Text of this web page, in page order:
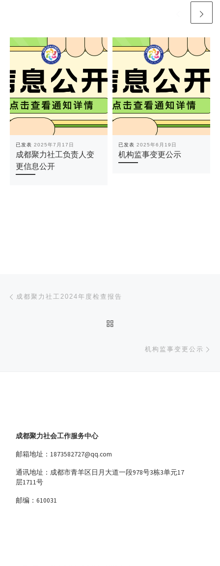
已发表 2025年7月17日
成都聚力社工负责人变
更信息公开
已发表 2025年6月19日
机构监事变更公示
文章导航
成都聚力社工2024年度检查报告
机构监事变更公示
成都聚力社会工作服务中心
邮箱地址：1873582727@qq.com
通讯地址：成都市青羊区日月大道一段978号3栋3单元17
层1711号
邮编：610031